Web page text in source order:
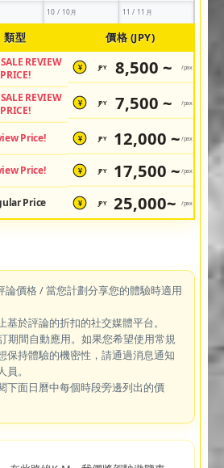
10 / 10月 11 / 11月
類型 價格 (JPY)
REVIEW
PRICE!
¥ JPY 8,500 ~ /pax
REVIEW
PRICE!
¥ JPY 7,500 ~ /pax
Price! ¥ JPY 12,000 ~ /pax
Price! ¥ JPY 17,500 ~ /pax
Price ¥ JPY 25,000~ /pax
論價格 / 當您計劃分享您的體驗時適用
於評論的折扣的社交媒體平台。
期間自動應用。如果您希望使用常規
保持體驗的機密性，請通過消息通知
。
下面日曆中每個時段旁邊列出的價